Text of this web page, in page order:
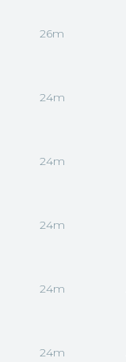
26m
24m
24m
24m
24m
24m